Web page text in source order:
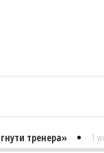
1 week ago -